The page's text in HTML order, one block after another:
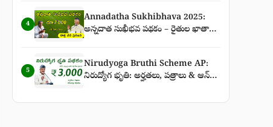
4
Annadatha Sukhibhava 2025:
అన్నదాత సుఖీభవ పథకం – రైతుల ఖాతాల్లో
5
Nirudyoga Bruthi Scheme AP:
నిరుద్యోగ భృతి: అర్హతలు, పత్రాలు & ఆన్‌లైన్
తాజా వార్తలు